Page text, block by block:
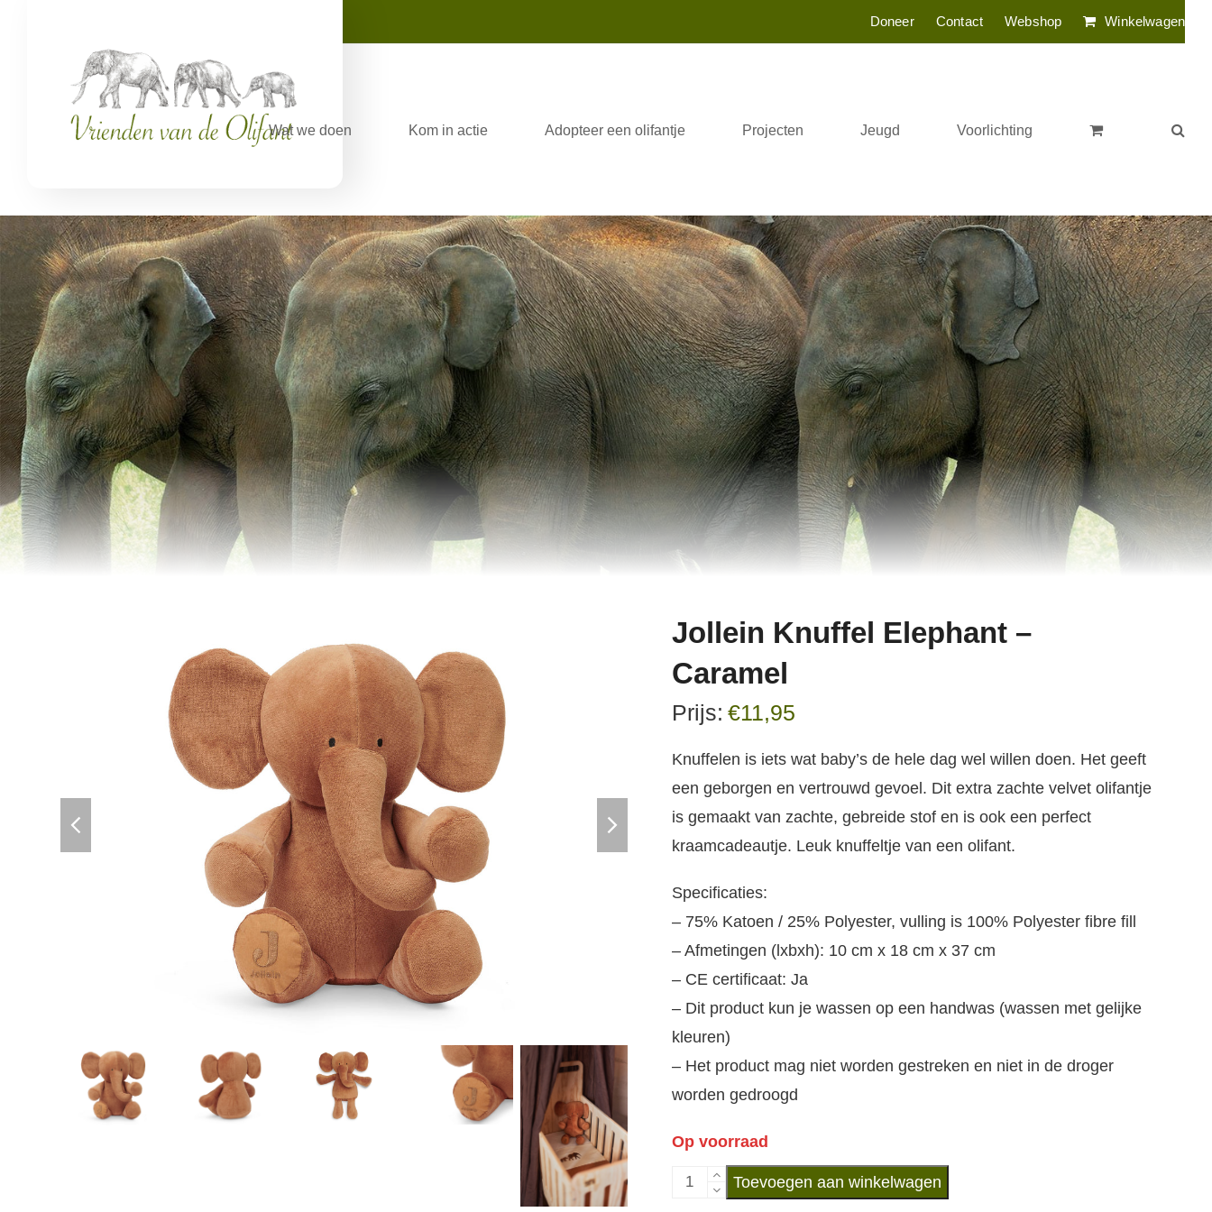
Doneer Contact Webshop Winkelwagen
Wat we doen Kom in actie Adopteer een olifantje Projecten Jeugd Voorlichting
slide
Jollein Knuffel Elephant –
Caramel
€11,95
Knuffelen is iets wat baby’s de hele dag wel willen doen. Het geeft
een geborgen en vertrouwd gevoel. Dit extra zachte velvet olifantje
is gemaakt van zachte, gebreide stof en is ook een perfect
kraamcadeautje. Leuk knuffeltje van een olifant.
Specificaties:
– 75% Katoen / 25% Polyester, vulling is 100% Polyester fibre fill
– Afmetingen (lxbxh): 10 cm x 18 cm x 37 cm
– CE certificaat: Ja
– Dit product kun je wassen op een handwas (wassen met gelijke
kleuren)
– Het product mag niet worden gestreken en niet in de droger
worden gedroogd
Op voorraad
Jollein
Toevoegen aan winkelwagen